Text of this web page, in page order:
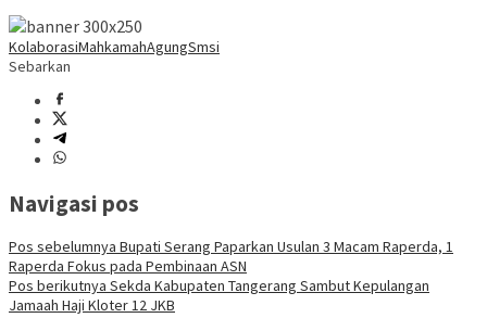
KolaborasiMahkamahAgungSmsi
Sebarkan
Navigasi pos
Pos sebelumnya Bupati Serang Paparkan Usulan 3 Macam Raperda, 1
Raperda Fokus pada Pembinaan ASN
Pos berikutnya Sekda Kabupaten Tangerang Sambut Kepulangan
Jamaah Haji Kloter 12 JKB